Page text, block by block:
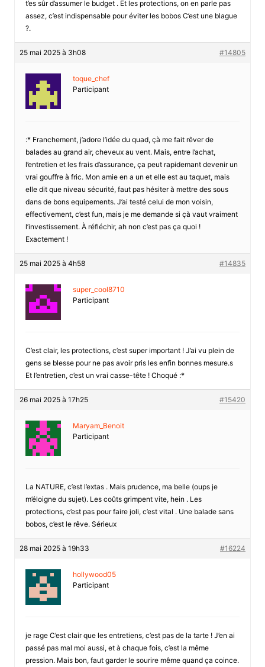
t’es sûr d’assumer le budget . Et les protections, on en parle pas
assez, c’est indispensable pour éviter les bobos C’est une blague
?.
25 mai 2025 à 3h08 #14805
toque_chef
Participant
:* Franchement, j’adore l’idée du quad, çà me fait rêver de
balades au grand air, cheveux au vent. Mais, entre l’achat,
l’entretien et les frais d’assurance, ça peut rapidemant devenir un
vrai gouffre à fric. Mon amie en a un et elle est au taquet, mais
elle dit que niveau sécurité, faut pas hésiter à mettre des sous
dans de bons equipements. J’ai testé celui de mon voisin,
effectivement, c’est fun, mais je me demande si çà vaut vraiment
l’investissement. À réfléchir, ah non c’est pas ça quoi !
Exactement !
25 mai 2025 à 4h58 #14835
super_cool8710
Participant
C’est clair, les protections, c’est super important ! J’ai vu plein de
gens se blesse pour ne pas avoir pris les enfin bonnes mesure.s
Et l’entretien, c’est un vrai casse-tête ! Choqué :*
26 mai 2025 à 17h25 #15420
Maryam_Benoit
Participant
La NATURE, c’est l’extas . Mais prudence, ma belle (oups je
m’éloigne du sujet). Les coûts grimpent vite, hein . Les
protections, c’est pas pour faire joli, c’est vital . Une balade sans
bobos, c’est le rêve. Sérieux
28 mai 2025 à 19h33 #16224
hollywood05
Participant
je rage C’est clair que les entretiens, c’est pas de la tarte ! J’en ai
passé pas mal moi aussi, et à chaque fois, c’est la même
pression. Mais bon, faut garder le sourire même quand ça coince.